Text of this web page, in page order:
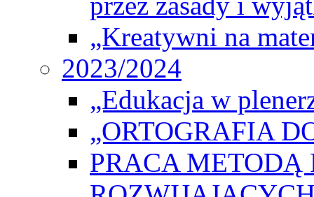
„Kreatywni na
2023/2024
„Edukacja w
„ORTOGRAFIA
PRACA METODĄ